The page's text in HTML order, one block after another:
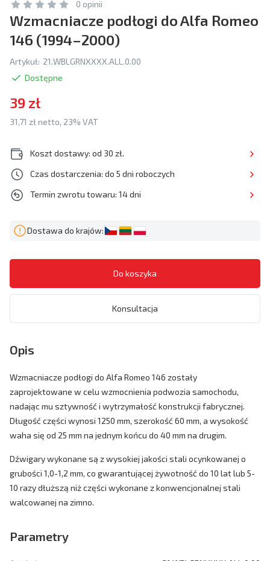
0 opinii
Wzmacniacze podłogi do Alfa Romeo
146 (1994–2000)
Artykuł: 21.WBLGRNXXXX.ALL.0.00
Dostępne
39 zł
31,71 zł netto, 23% VAT
Koszt dostawy: od 30 zł.
Czas dostarczenia: do 5 dni roboczych
Termin zwrotu towaru: 14 dni
Dostawa do krajów:
Konsultacja
Opis
Wzmacniacze podłogi do Alfa Romeo 146 zostały
zaprojektowane w celu wzmocnienia podwozia samochodu,
nadając mu sztywność i wytrzymałość konstrukcji fabrycznej.
Długość części wynosi 1250 mm, szerokość 60 mm, a wysokość
waha się od 25 mm na jednym końcu do 40 mm na drugim.
Dźwigary wykonane są z wysokiej jakości stali ocynkowanej o
grubości 1,0-1,2 mm, co gwarantującej żywotność do 10 lat lub 5-
10 razy dłuższą niż części wykonane z konwencjonalnej stali
walcowanej na zimno.
Parametry